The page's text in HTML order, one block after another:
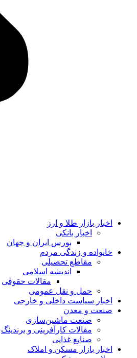
اخبار بازار طلا و ارز
اخبار بانکی
بورس ایران و جهان
خانواده و زندگی مردم
مقاطع تحصیلی
اندیشه اسلامی
مقالات حقوقی
حمل و نقل عمومی
اخبار سیاست داخلی و خارجی
صنعت و معدن
صنعت ماشین‌سازی
مقالات کارآفرینی و برندینگ
صنایع غذایی
اخبار بازار مسکن و املاک